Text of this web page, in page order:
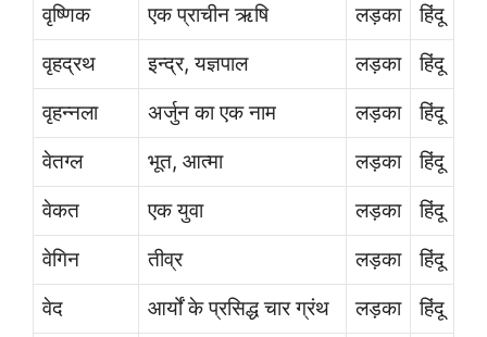
वृष्णिक
एक प्राचीन ऋषि लड़का
हिंदू
वृहद्रथ
इन्द्र, यज्ञपाल लड़का
हिंदू
वृहन्नला
अर्जुन का एक नाम लड़का
हिंदू
वेतग्ल
भूत, आत्मा लड़का
हिंदू
वेकत
एक युवा लड़का
हिंदू
वेगिन
तीव्र लड़का
हिंदू
वेद
आर्यों के प्रसिद्ध चार ग्रंथ लड़का
हिंदू